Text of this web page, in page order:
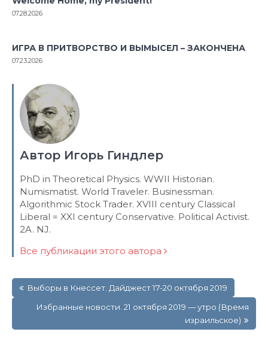
07.28.2026
ИГРА В ПРИТВОРСТВО И ВЫМЫСЕЛ – ЗАКОНЧЕНА
07.23.2026
Автор Игорь Гиндлер
PhD in Theoretical Physics. WWII Historian.
Numismatist. World Traveler. Businessman.
Algorithmic Stock Trader. XVIII century Classical
Liberal = XXI century Conservative. Political Activist.
2A. NJ.
Все публикации этого автора
по
записям
Выборы в Кнессет. Дайджест 17-20 октября 2019
Избранные новости. 21 октября 2019 — утро (Время
израильское)